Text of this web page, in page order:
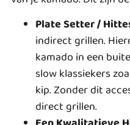
Plate Setter /
indirect grillen.
kamado in een
slow klassiekers
kip. Zonder dit
direct grillen.